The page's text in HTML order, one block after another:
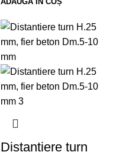
Distantiere turn